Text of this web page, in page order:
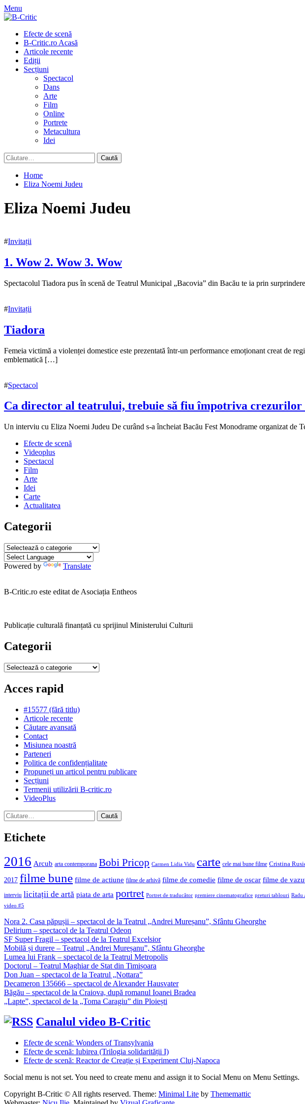
Skip
to
Menu
Primary
Menu
Efecte de scenă
B-Critic.ro Acasă
Articole recente
Ediții
Secțiuni
Spectacol
Dans
Arte
Film
Online
Portrete
Metacultura
Idei
Caută
după:
Home
Eliza Noemi Judeu
Eliza Noemi Judeu
#Invitații
1. Wow 2. Wow 3. Wow
15
Spectacolul Tiadora pus în scenă de Teatrul Municipal „Bacovia” din Bacău te ia prin
#Invitații
Tiadora
13
noiembrie
2021
Femeia victimă a violenței domestice este prezentată într-un performance emoționant creat de
emblematică […]
#Spectacol
Ca director al teatrului, trebuie să fiu împotriva crezurilor
8
2019
2019
Un interviu cu Eliza Noemi Judeu De curând s-a încheiat Bacău Fest Monodrame organizat
Efecte de scenă
Videoplus
Spectacol
Film
Arte
Idei
Carte
Actualitatea
Categorii
Categorii
Powered by Translate
B-Critic.ro este editat de Asociația Entheos
Publicație culturală finanțată cu sprijinul Ministerului Culturii
Categorii
Categorii
Acces rapid
#15577 (fără titlu)
Articole recente
Căutare avansată
Contact
Misiunea noastră
Parteneri
Politica de confidențialitate
Propuneți un articol pentru publicare
Secțiuni
Termenii utilizării B-critic.ro
VideoPlus
Caută
după:
Etichete
2016 Arcub arta contemporana Bobi Pricop Carmen Lidia Vidu carte cele mai bune filme Cristina
2017 filme bune filme de actiune filme de arhivă filme de comedie filme de oscar filme de
interviu licitații de artă piata de arta portret Portret de traducător premiere cinematografice preturi tablouri Radu
video #5
Nora 2. Casa păpușii – spectacol de la Teatrul „Andrei Mureșanu”, Sfântu Gheorghe
Delirium – spectacol de la Teatrul Odeon
SF Super Fragil – spectacol de la Teatrul Excelsior
Mobilă și durere – Teatrul „Andrei Mureșanu”, Sfântu Gheorghe
Lumea lui Frank – spectacol de la Teatrul Metropolis
Doctorul – Teatrul Maghiar de Stat din Timișoara
Don Juan – spectacol de la Teatrul „Nottara”
Decameron 135666 – spectacol de Alexander Hausvater
Băgău – spectacol de la Craiova, după romanul Ioanei Bradea
„Lapte”, spectacol de la „Toma Caragiu” din Ploiești
Canalul video B-Critic
Efecte de scenă: Wonders of Transylvania
Efecte de scenă: Iubirea (Trilogia solidarității I)
Efecte de scenă: Reactor de Creație și Experiment Cluj-Napoca
Social menu is not set. You need to create menu and assign it to Social Menu on Menu Settings.
Copyright B-Critic © All rights reserved. Theme: Minimal Lite by Thememattic